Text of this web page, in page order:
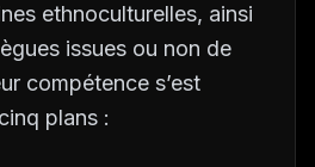
ethnoculturelles, ainsi
issues ou non de
compétence s’est
plans :